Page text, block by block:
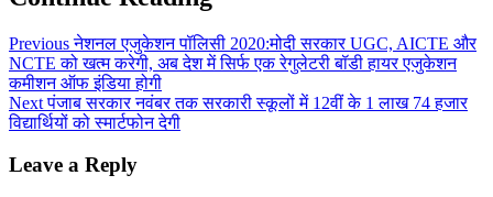
Previousनेशनल एजुकेशन पॉलिसी 2020:मोदी सरकार UGC, AICTE और
NCTE को खत्म करेगी, अब देश में सिर्फ एक रेगुलेटरी बॉडी हायर एजुकेशन
कमीशन ऑफ इंडिया होगी
Nextपंजाब सरकार नवंबर तक सरकारी स्कूलों में 12वीं के 1 लाख 74 हजार
विद्यार्थियों को स्मार्टफोन देगी
Leave a Reply